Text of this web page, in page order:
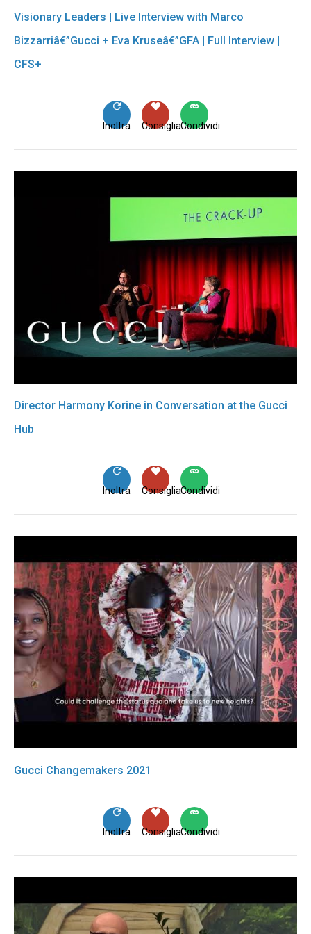
Visionary Leaders | Live Interview with Marco
Bizzarriâ€”Gucci + Eva Kruseâ€”GFA | Full Interview |
CFS+
Condividi
Consiglia
Inoltra
Director Harmony Korine in Conversation at the Gucci
Hub
Condividi
Consiglia
Inoltra
Gucci Changemakers 2021
Condividi
Consiglia
Inoltra